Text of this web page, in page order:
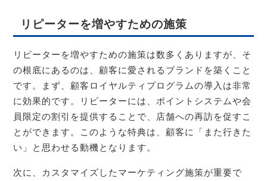
リピーターを増やすための施策
リピーターを増やすための施策は数多くありますが、そ
の根底にあるのは、顧客に愛されるブランドを築くこと
です。まず、顧客ロイヤルティプログラムの導入は非常
に効果的です。リピーターには、ポイントシステムや会
員限定の割引を提供することで、店舗への再訪を促すこ
とができます。このような特典は、顧客に「また行きた
い」と思わせる動機となります。
次に、カスタマイズしたマーケティング施策が重要で